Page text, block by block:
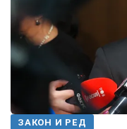
ЗАКОН И РЕД